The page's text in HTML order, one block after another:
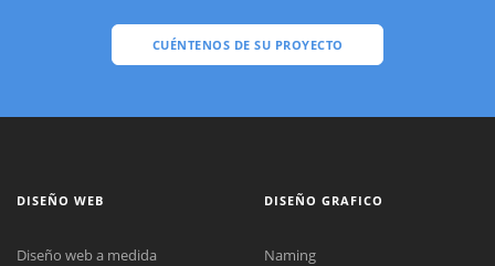
CUÉNTENOS DE SU PROYECTO
DISEÑO WEB
Diseño web a medida
DISEÑO GRAFICO
Naming